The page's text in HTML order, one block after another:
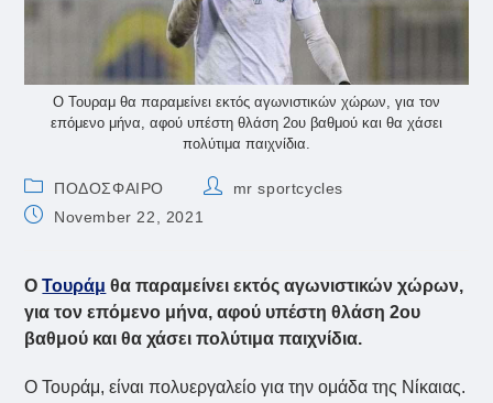
Ο Τουραμ θα παραμείνει εκτός αγωνιστικών χώρων, για τον
επόμενο μήνα, αφού υπέστη θλάση 2ου βαθμού και θα χάσει
πολύτιμα παιχνίδια.
Post
category:
ΠΟΔΟΣΦΑΙΡΟ
Postmr sportcycles
PostNovember 22, 2021
ΟΤουράμ θα παραμείνει εκτός αγωνιστικών χώρων,
για τον επόμενο μήνα, αφού υπέστη θλάση 2ου
βαθμού και θα χάσει πολύτιμα παιχνίδια.
Ο Τουράμ, είναι πολυεργαλείο για την ομάδα της Νίκαιας.